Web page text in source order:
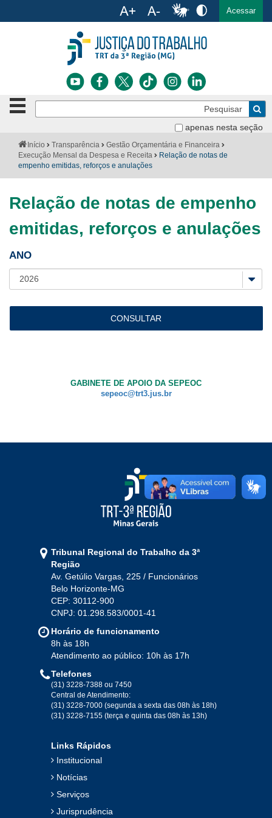
Ir para o menu Ir para a busca Ir para o rodapé
Acessar
apenas nesta seção
Botão
de
clique
fechar
o
Notícias
Jurisprudência
Ouvidoria
Você
está
aqui:
Início Transparência
Gestão Orçamentária e Financeira
Execução Mensal da Despesa e Receita
Relação de notas de
empenho emitidas, reforços e anulações
Relação de notas de empenho
emitidas, reforços e anulações
ANO
GABINETE DE APOIO DA SEPEOC
sepeoc@trt3.jus.br
Tribunal Regional do Trabalho da 3ª
Região
Av. Getúlio Vargas, 225 / Funcionários
Belo Horizonte-MG
CEP: 30112-900
CNPJ: 01.298.583/0001-41
Horário de funcionamento
8h às 18h
Atendimento ao público: 10h às 17h
Telefones
(31) 3228-7388 ou 7450
Central de Atendimento:
(31) 3228-7000 (segunda a sexta das 08h às 18h)
(31) 3228-7155 (terça e quinta das 08h às 13h)
Links Rápidos
Institucional
Notícias
Serviços
Jurisprudência